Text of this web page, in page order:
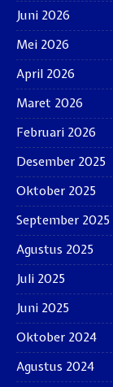
Juni 2026
Mei 2026
April 2026
Maret 2026
Februari 2026
Desember 2025
Oktober 2025
September 2025
Agustus 2025
Juli 2025
Juni 2025
Oktober 2024
Agustus 2024